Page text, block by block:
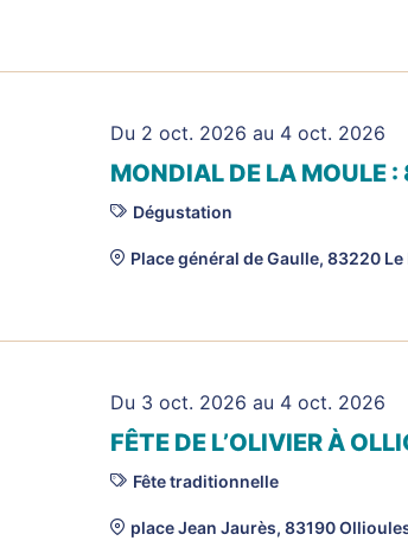
Du 2 oct. 2026 au 4 oct. 2026
MONDIAL DE LA MOULE :
Dégustation
Place général de Gaulle, 83220 Le
Du 3 oct. 2026 au 4 oct. 2026
FÊTE DE L’OLIVIER À
Fête traditionnelle
place Jean Jaurès, 83190